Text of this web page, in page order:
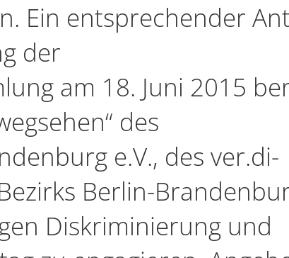
Ein entsprechender
der
am 18. Juni 2015
des
e.V., des ver.di-
Berlin-
Diskriminierung und